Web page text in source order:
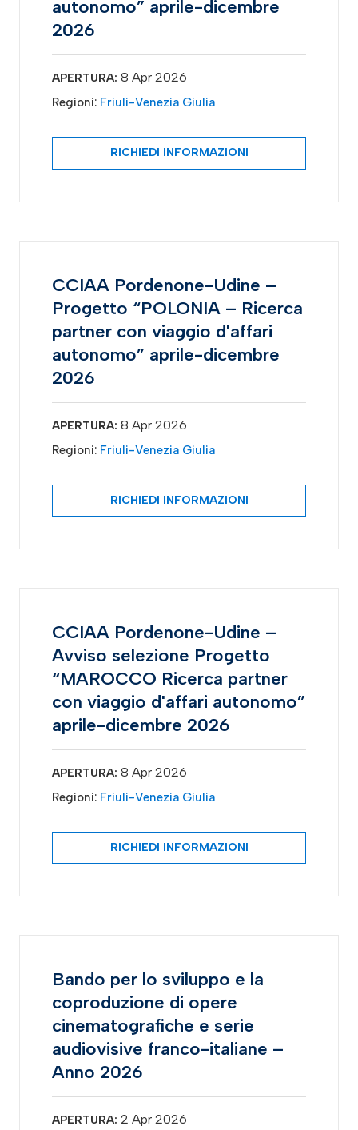
autonomo” aprile-dicembre
2026
APERTURA: 8 Apr 2026
Regioni: Friuli-Venezia Giulia
RICHIEDI INFORMAZIONI
CCIAA Pordenone-Udine –
Progetto “POLONIA – Ricerca
partner con viaggio d'affari
autonomo” aprile-dicembre
2026
APERTURA: 8 Apr 2026
Regioni: Friuli-Venezia Giulia
RICHIEDI INFORMAZIONI
CCIAA Pordenone-Udine –
Avviso selezione Progetto
“MAROCCO Ricerca partner
con viaggio d'affari autonomo”
aprile-dicembre 2026
APERTURA: 8 Apr 2026
Regioni: Friuli-Venezia Giulia
RICHIEDI INFORMAZIONI
Bando per lo sviluppo e la
coproduzione di opere
cinematografiche e serie
audiovisive franco-italiane –
Anno 2026
APERTURA: 2 Apr 2026